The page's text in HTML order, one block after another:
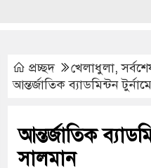
প্রচ্ছদ খেলাধুলা,
আন্তর্জাতিক ব্যাডমিন্টন
আন্তর্জাতিক
সালমান